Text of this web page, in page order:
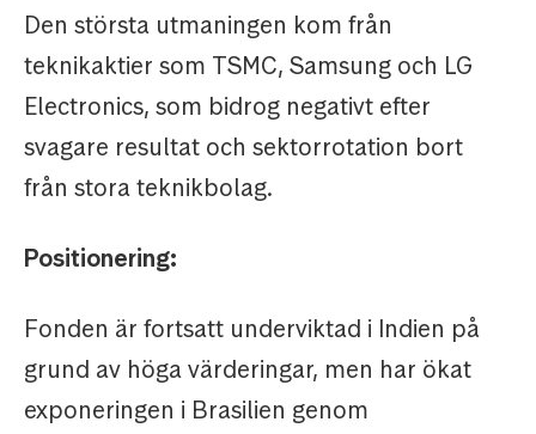
Den största utmaningen kom från
teknikaktier som TSMC, Samsung och LG
Electronics, som bidrog negativt efter
svagare resultat och sektorrotation bort
från stora teknikbolag.
Positionering:
Fonden är fortsatt underviktad i Indien på
grund av höga värderingar, men har ökat
exponeringen i Brasilien genom